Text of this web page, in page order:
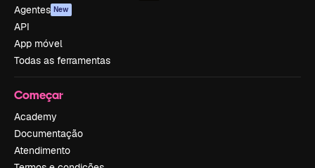
Agentes New
API
App móvel
Todas as ferramentas
Começar
Academy
Documentação
Atendimento